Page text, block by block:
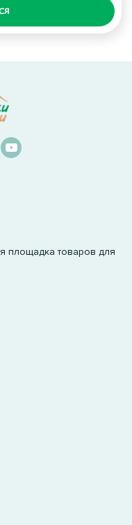
площадка товаров для